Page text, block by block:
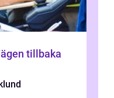
tillbaka